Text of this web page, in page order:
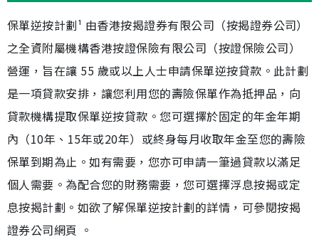
保單逆按計劃¹ 由香港按揭證券有限公司（按揭證券公司）
之全資附屬機構香港按證保險有限公司（按證保險公司）
營運，旨在讓 55 歲或以上人士申請保單逆按貸款。此計劃
是一項貸款安排，讓您利用您的壽險保單作為抵押品，向
貸款機構提取保單逆按貸款。您可選擇於固定的年金年期
內（10年、15年或20年）或終身每月收取年金至您的壽險
保單到期為止。如有需要，您亦可申請一筆過貸款以滿足
個人需要。為配合您的財務需要，您可選擇浮息按揭或定
息按揭計劃。如欲了解保單逆按計劃的詳情，可參閱按揭
證券公司網頁 。